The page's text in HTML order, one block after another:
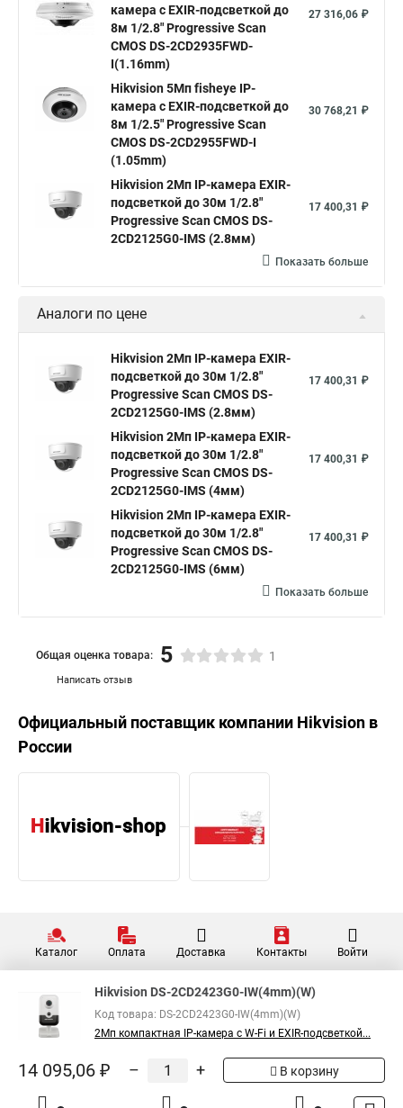
Уличная камера Hikvision ip camera
Hikvision поворотная камера Hikvision купольная
Нikvision микрофон Hikvision поворотная
Hikvision порты
камера c EXIR-подсветкой до
8м 1/2.8" Progressive Scan
CMOS DS-2CD2935FWD-
I(1.16mm)
27 316,06 ₽
Hikvision 5Мп fisheye IP-
камера c EXIR-подсветкой до
8м 1/2.5" Progressive Scan
CMOS DS-2CD2955FWD-I
(1.05mm)
30 768,21 ₽
Hikvision 2Мп IP-камера EXIR-
подсветкой до 30м 1/2.8"
Progressive Scan CMOS DS-
2CD2125G0-IMS (2.8мм)
17 400,31 ₽
Показать больше
Аналоги по цене
Hikvision 2Мп IP-камера EXIR-
подсветкой до 30м 1/2.8"
Progressive Scan CMOS DS-
2CD2125G0-IMS (2.8мм)
17 400,31 ₽
Hikvision 2Мп IP-камера EXIR-
подсветкой до 30м 1/2.8"
Progressive Scan CMOS DS-
2CD2125G0-IMS (4мм)
17 400,31 ₽
Hikvision 2Мп IP-камера EXIR-
подсветкой до 30м 1/2.8"
Progressive Scan CMOS DS-
2CD2125G0-IMS (6мм)
17 400,31 ₽
Показать больше
Написать отзыв
Общая оценка товара: 5 1
Официальный поставщик компании Hikvision в
России
Каталог Оплата Доставка Контакты Войти
Hikvision DS-2CD2423G0-IW(4mm)(W)
Код товара: DS-2CD2423G0-IW(4mm)(W)
2Мп компактная IP-камера с W-Fi и EXIR-подсветкой...
14 095,06 ₽ – + В корзину